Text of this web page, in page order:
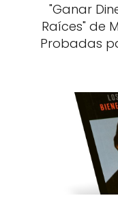
"Ganar
Raíces" de
Probadas